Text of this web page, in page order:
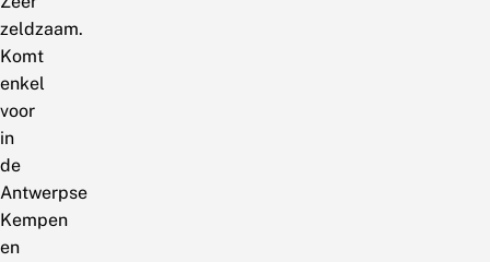
zeldzaam.
Komt
enkel
voor
in
de
Antwerpse
Kempen
en